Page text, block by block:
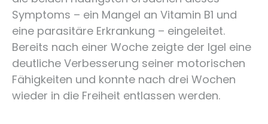
Symptoms – ein Mangel an Vitamin B1 und
eine parasitäre Erkrankung – eingeleitet.
Bereits nach einer Woche zeigte der Igel eine
deutliche Verbesserung seiner motorischen
Fähigkeiten und konnte nach drei Wochen
wieder in die Freiheit entlassen werden.